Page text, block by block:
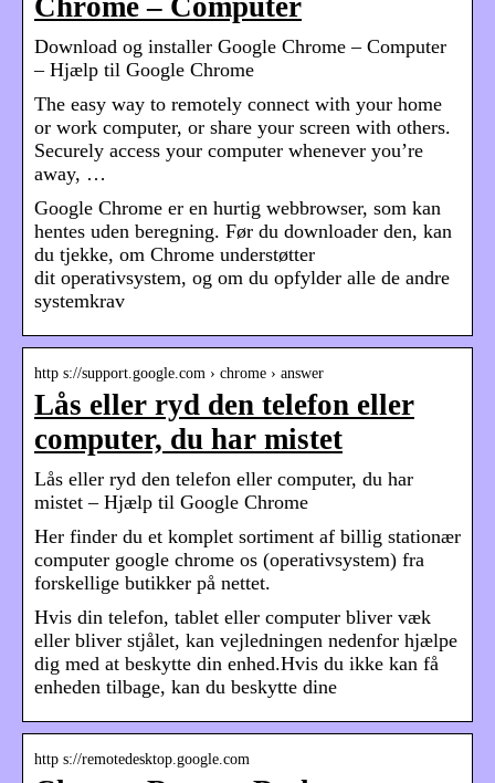
Download og installer Google Chrome – Computer
– Hjælp til Google Chrome
The easy way to remotely connect with your home
or work computer, or share your screen with others.
Securely access your computer whenever you’re
away, …
Google Chrome er en hurtig webbrowser, som kan
hentes uden beregning. Før du downloader den, kan
du tjekke, om Chrome understøtter
dit operativsystem, og om du opfylder alle de andre
systemkrav
http s://support.google.com › chrome › answer
Lås eller ryd den telefon eller
computer, du har mistet
Lås eller ryd den telefon eller computer, du har
mistet – Hjælp til Google Chrome
Her finder du et komplet sortiment af billig stationær
computer google chrome os (operativsystem) fra
forskellige butikker på nettet.
Hvis din telefon, tablet eller computer bliver væk
eller bliver stjålet, kan vejledningen nedenfor hjælpe
dig med at beskytte din enhed.Hvis du ikke kan få
enheden tilbage, kan du beskytte dine
http s://remotedesktop.google.com